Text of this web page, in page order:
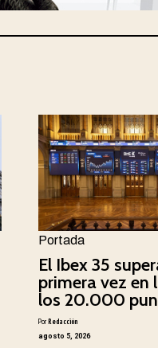
Portada
El Ibex 35
primera vez en
los 20.000
PorRedacción
agosto 5, 2026